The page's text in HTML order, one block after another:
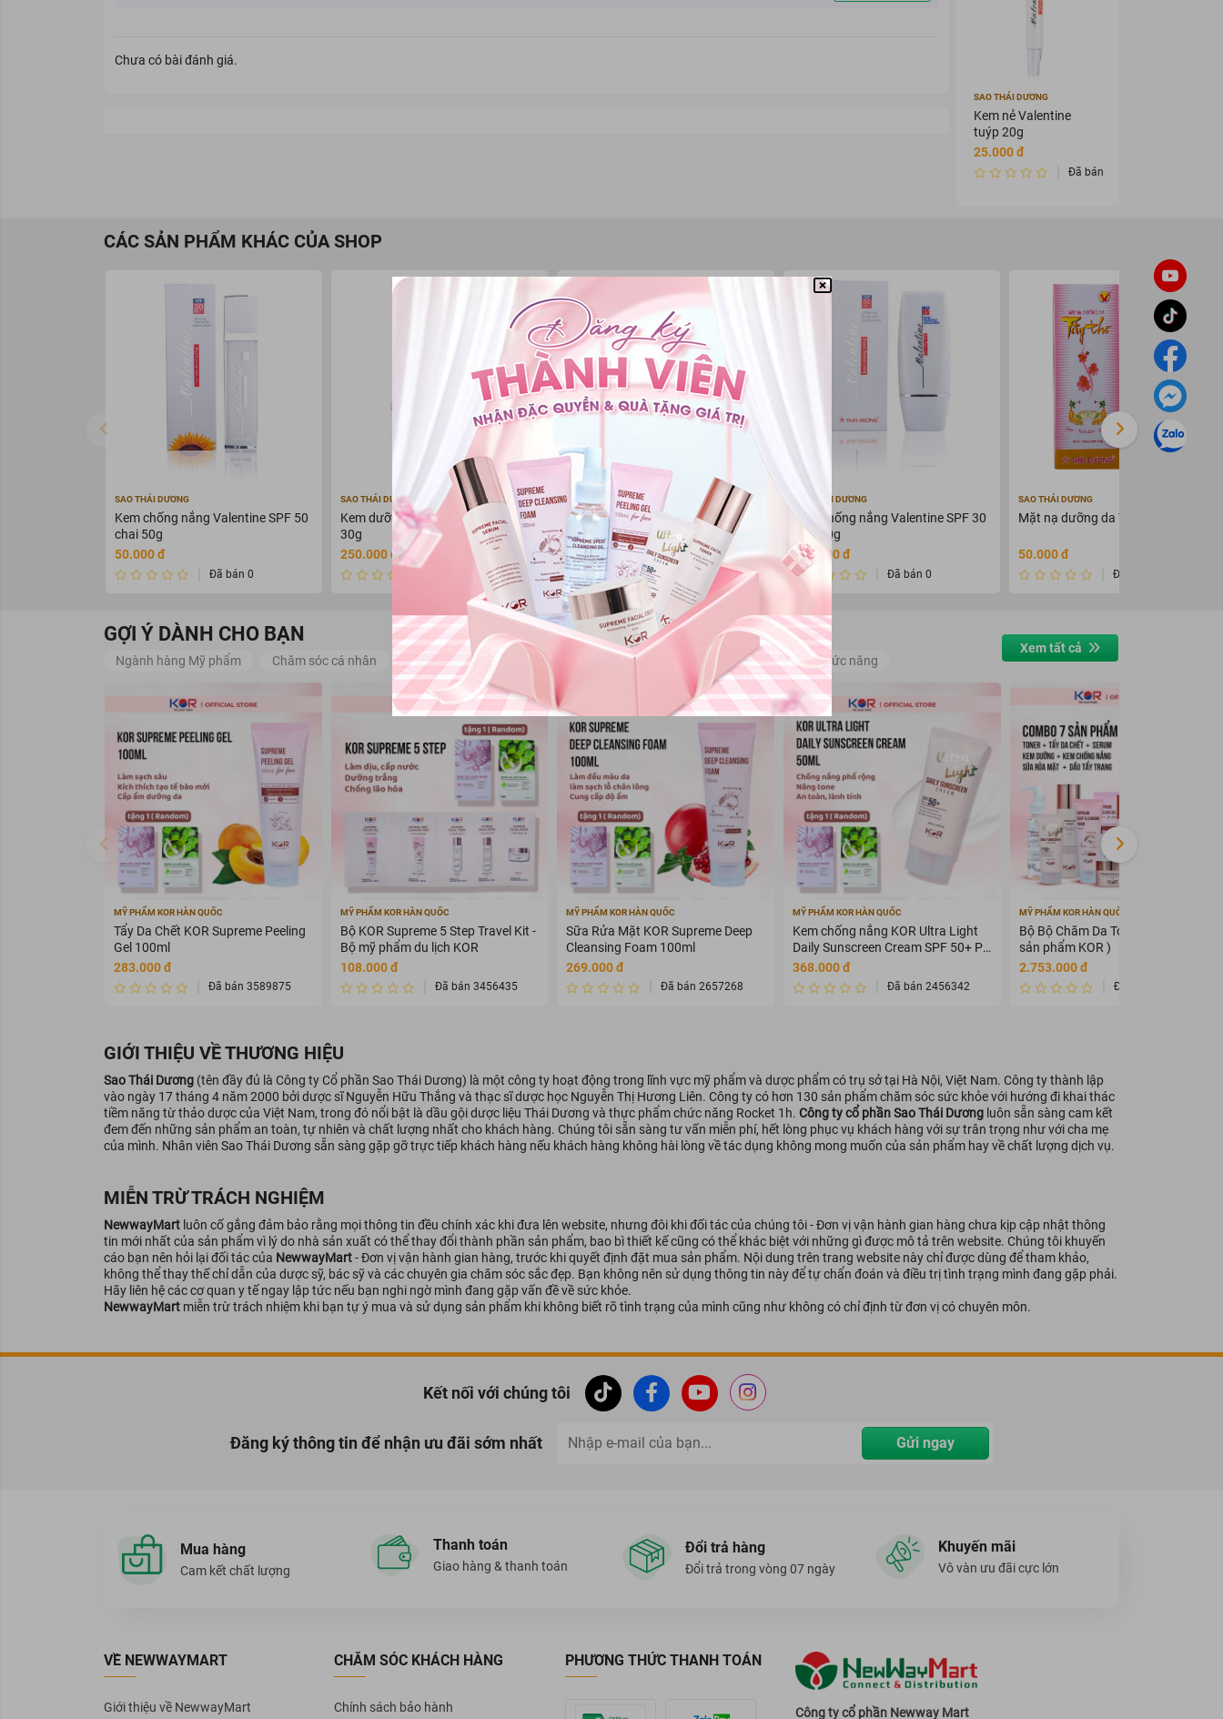
Chưa có bài đánh giá.
SAO THÁI DƯƠNG
Kem nẻ Valentine
tuýp 20g
25.000 đ
Đã bán 0
CÁC SẢN PHẨM KHÁC CỦA SHOP
SAO THÁI DƯƠNG
Kem chống nắng Valentine SPF 50
chai 50g
50.000 đ
Đã bán 0
SAO THÁI DƯƠNG
Kem dưỡng da Collagen Tây Thi
30g
250.000 đ
Đã bán 0
SAO THÁI DƯƠNG
Kem nẻ Valentine tuýp 20g
25.000 đ
Đã bán 0
SAO THÁI DƯƠNG
Kem chống nắng Valentine SPF 30
chai 50g
350.000 đ
Đã bán 0
SAO THÁI DƯƠNG
Mặt nạ dưỡng da Tây Thi 50g
50.000 đ
Đã bán 0
GỢI Ý DÀNH CHO BẠN
Ngành hàng Mỹ phẩm Chăm sóc cá nhân Mẹ và bé Thiết bị làm đẹp và sức khỏe Ngành hàng Thực phẩm chức năng
Xem tất cả
MỸ PHẨM KOR HÀN QUỐC
Tẩy Da Chết KOR Supreme Peeling
Gel 100ml
283.000 đ
Đã bán 3589875
MỸ PHẨM KOR HÀN QUỐC
Bộ KOR Supreme 5 Step Travel Kit -
Bộ mỹ phẩm du lịch KOR
108.000 đ
Đã bán 3456435
MỸ PHẨM KOR HÀN QUỐC
Sữa Rửa Mặt KOR Supreme Deep
Cleansing Foam 100ml
269.000 đ
Đã bán 2657268
MỸ PHẨM KOR HÀN QUỐC
Kem chống nắng KOR Ultra Light
Daily Sunscreen Cream SPF 50+ PA
++++
368.000 đ
Đã bán 2456342
MỸ PHẨM KOR HÀN QUỐC
Bộ Bộ Chăm Da Toàn Diện KOR ( 7
sản phẩm KOR )
2.753.000 đ
Đã bán 2345675
GIỚI THIỆU VỀ THƯƠNG HIỆU
Sao Thái Dương (tên đầy đủ là Công ty Cổ phần Sao Thái Dương) là một công ty hoạt động trong lĩnh vực mỹ phẩm và dược phẩm có trụ sở tại Hà Nội, Việt Nam. Công ty thành lập
vào ngày 17 tháng 4 năm 2000 bởi dược sĩ Nguyễn Hữu Thắng và thạc sĩ dược học Nguyễn Thị Hương Liên. Công ty có hơn 130 sản phẩm chăm sóc sức khỏe với hướng đi khai thác
tiềm năng từ thảo dược của Việt Nam, trong đó nổi bật là dầu gội dược liệu Thái Dương và thực phẩm chức năng Rocket 1h. Công ty cổ phần Sao Thái Dương luôn sẵn sàng cam kết
đem đến những sản phẩm an toàn, tự nhiên và chất lượng nhất cho khách hàng. Chúng tôi sẵn sàng tư vấn miễn phí, hết lòng phục vụ khách hàng với sự trân trọng như với cha mẹ
của mình. Nhân viên Sao Thái Dương sẵn sàng gặp gỡ trực tiếp khách hàng nếu khách hàng không hài lòng về tác dụng không mong muốn của sản phẩm hay về chất lượng dịch vụ.
MIỄN TRỪ TRÁCH NGHIỆM
NewwayMart luôn cố gắng đảm bảo rằng mọi thông tin đều chính xác khi đưa lên website, nhưng đôi khi đối tác của chúng tôi - Đơn vị vận hành gian hàng chưa kịp cập nhật thông
tin mới nhất của sản phẩm vì lý do nhà sản xuất có thể thay đổi thành phần sản phẩm, bao bì thiết kế cũng có thể khác biệt với những gì được mô tả trên website. Chúng tôi khuyến
cáo bạn nên hỏi lại đối tác của NewwayMart- Đơn vị vận hành gian hàng, trước khi quyết định đặt mua sản phẩm. Nội dung trên trang website này chỉ được dùng để tham khảo,
không thể thay thế chỉ dẫn của dược sỹ, bác sỹ và các chuyên gia chăm sóc sắc đẹp. Bạn không nên sử dụng thông tin này để tự chẩn đoán và điều trị tình trạng mình đang gặp phải.
Hãy liên hệ các cơ quan y tế ngay lập tức nếu bạn nghi ngờ mình đang gặp vấn đề về sức khỏe.
NewwayMart miễn trừ trách nhiệm khi bạn tự ý mua và sử dụng sản phẩm khi không biết rõ tình trạng của mình cũng như không có chỉ định từ đơn vị có chuyên môn.
Kết nối với chúng tôi
Đăng ký thông tin để nhận ưu đãi sớm nhất Gửi ngay
Mua hàng
Cam kết chất lượng
Thanh toán
Giao hàng & thanh toán
Đổi trả hàng
Đổi trả trong vòng 07 ngày
Khuyến mãi
Vô vàn ưu đãi cực lớn
VỀ NEWWAYMART
Giới thiệu về NewwayMart
CHĂM SÓC KHÁCH HÀNG
Chính sách bảo hành
PHƯƠNG THỨC THANH TOÁN
Công ty cổ phần Newway Mart